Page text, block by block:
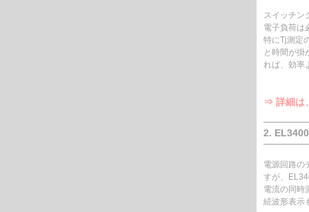
スイッチン
電子負荷は
特にTj測定
と時間が掛
れば、効率
⇒ 詳細は
2.
電源回路の
すが、
電流の同時
続波形表示